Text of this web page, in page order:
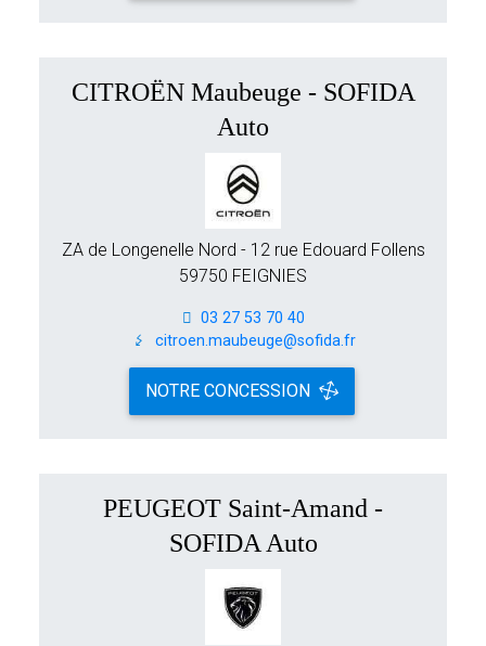
CITROËN Maubeuge - SOFIDA
Auto
ZA de Longenelle Nord - 12 rue Edouard Follens
59750 FEIGNIES
03 27 53 70 40
citroen.maubeuge@sofida.fr
NOTRE CONCESSION
PEUGEOT Saint-Amand -
SOFIDA Auto